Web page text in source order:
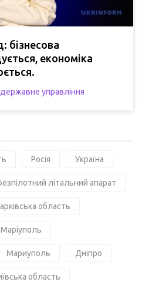
бізнесова
економіка
управління
Росія Україна
літальний апарат
область
Маріуполь
Мариуполь Дніпро
область